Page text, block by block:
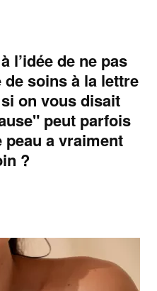
l’idée de ne pas
soins à la lettre
on vous disait
peut parfois
a vraiment
?